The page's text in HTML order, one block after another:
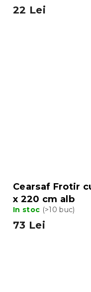
22 Lei
Cearsaf Frotir
x 220 cm alb
In stoc (>10 buc)
73 Lei